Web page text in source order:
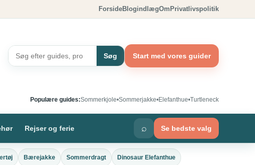
ForsideBlogindlægOm Privatlivspolitik
Søg Start med vores guider
Populære guides:Sommerkjole•Sommerjakke•Elefanthue•Turtleneck
Rejser og ferie ⌕ Se bedste valg
Bærejakke Sommerdragt Dinosaur Elefanthue